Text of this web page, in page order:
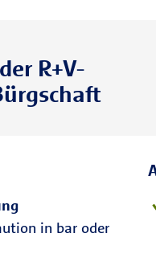
R+V-
in bar oder